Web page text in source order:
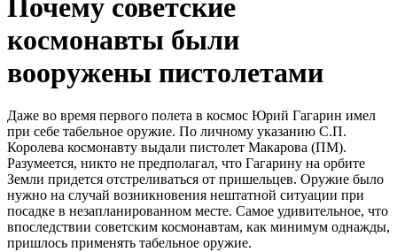
Почему советские
космонавты были
вооружены пистолетами
Даже во время первого полета в космос Юрий Гагарин имел
при себе табельное оружие. По личному указанию С.П.
Королева космонавту выдали пистолет Макарова (ПМ).
Разумеется, никто не предполагал, что Гагарину на орбите
Земли придется отстреливаться от пришельцев. Оружие было
нужно на случай возникновения нештатной ситуации при
посадке в незапланированном месте. Самое удивительное, что
впоследствии советским космонавтам, как минимум однажды,
пришлось применять табельное оружие.